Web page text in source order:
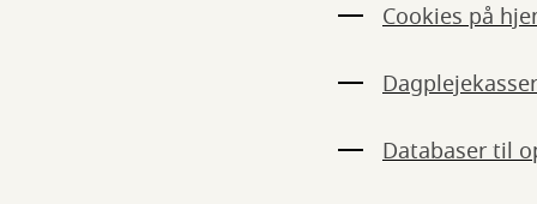
Cookies på
Dagplejekasser
Databaser til